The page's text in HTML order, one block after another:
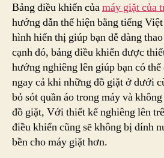
Bảng điều khiển củamáy giặt của
hướng dẫn thể hiện bằng tiếng
hình hiển thị giúp bạn dễ dàng
cạnh đó, bảng điều khiển được
hướng nghiêng lên giúp bạn có thể
ngay cả khi những đồ giặt ở dưới
bỏ sót quần áo trong máy và
đồ giặt, Với thiết kế nghiêng lên
điều khiển cũng sẽ không bị dính
bền cho máy giặt hơn.